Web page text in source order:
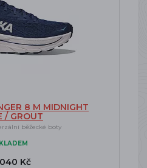
8 M MIDNIGHT
/ GROUT
běžecké boty
Kč